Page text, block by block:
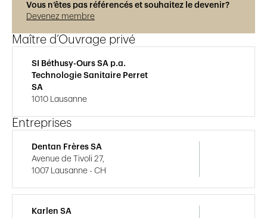
Vous n’êtes pas référencés et souhaitez le devenir?
Devenez membre
Maître d’Ouvrage privé
SI Béthusy-Ours SA p.a.
Technologie Sanitaire Perret
SA
1010 Lausanne
Entreprises
Dentan Frères SA
Avenue de Tivoli 27,
1007 Lausanne - CH
Karlen SA